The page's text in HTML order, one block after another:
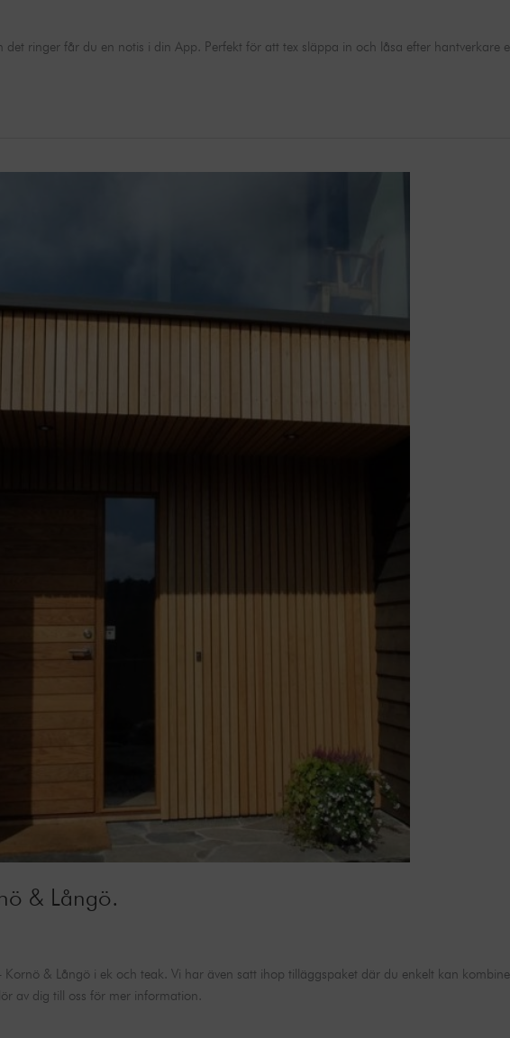
ringer får du en notis i din App. Perfekt för att tex släppa in och låsa efter hantverkare
& Långö.
& Långö i ek och teak. Vi har även satt ihop tilläggspaket där du enkelt kan
av dig till oss för mer information.